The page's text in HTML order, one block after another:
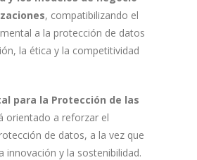
, compatibilizando el
a la protección de datos
la ética y la competitividad
para la Protección de las
orientado a reforzar el
de datos, a la vez que
innovación y la sostenibilidad.